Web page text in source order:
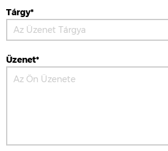
Tárgy*
Üzenet*